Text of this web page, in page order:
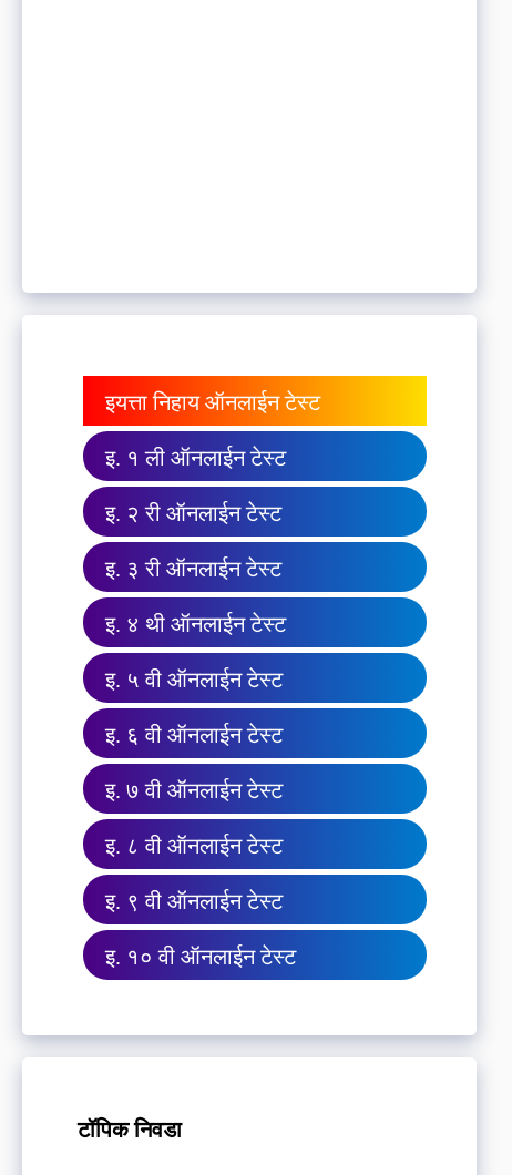
इयत्ता निहाय ऑनलाईन टेस्ट
इ. १ ली ऑनलाईन टेस्ट
इ. २ री ऑनलाईन टेस्ट
इ. ३ री ऑनलाईन टेस्ट
इ. ४ थी ऑनलाईन टेस्ट
इ. ५ वी ऑनलाईन टेस्ट
इ. ६ वी ऑनलाईन टेस्ट
इ. ७ वी ऑनलाईन टेस्ट
इ. ८ वी ऑनलाईन टेस्ट
इ. ९ वी ऑनलाईन टेस्ट
इ. १० वी ऑनलाईन टेस्ट
टॉपिक निवडा